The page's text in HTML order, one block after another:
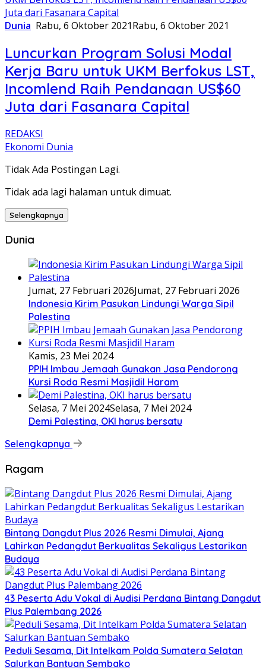
Dunia Rabu, 6 Oktober 2021Rabu, 6 Oktober 2021
Luncurkan Program Solusi Modal
Kerja Baru untuk UKM Berfokus LST,
Incomlend Raih Pendanaan US$60
Juta dari Fasanara Capital
REDAKSI
Ekonomi Dunia
Tidak Ada Postingan Lagi.
Tidak ada lagi halaman untuk dimuat.
Selengkapnya
Dunia
Jumat, 27 Februari 2026Jumat, 27 Februari 2026
Indonesia Kirim Pasukan Lindungi Warga Sipil
Palestina
Kamis, 23 Mei 2024
PPIH Imbau Jemaah Gunakan Jasa Pendorong
Kursi Roda Resmi Masjidil Haram
Selasa, 7 Mei 2024Selasa, 7 Mei 2024
Demi Palestina, OKI harus bersatu
Selengkapnya
Ragam
Bintang Dangdut Plus 2026 Resmi Dimulai, Ajang
Lahirkan Pedangdut Berkualitas Sekaligus Lestarikan
Budaya
43 Peserta Adu Vokal di Audisi Perdana Bintang Dangdut
Plus Palembang 2026
Peduli Sesama, Dit Intelkam Polda Sumatera Selatan
Salurkan Bantuan Sembako